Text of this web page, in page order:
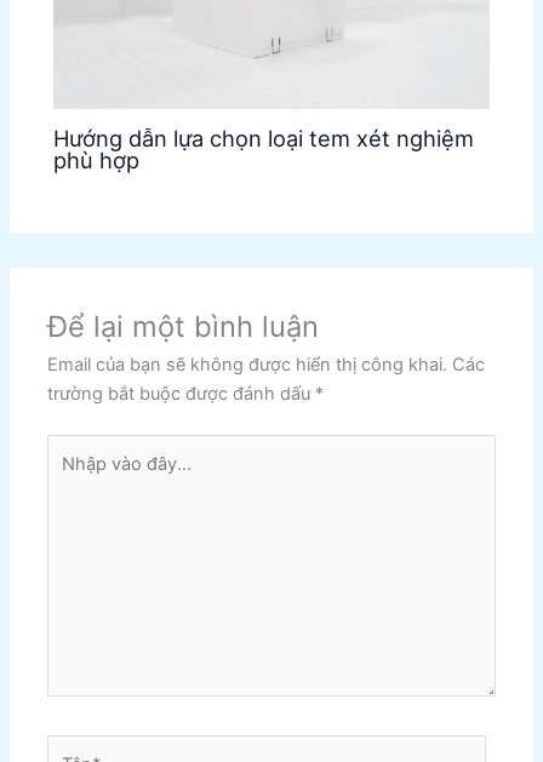
Hướng dẫn lựa chọn loại tem xét nghiệm
phù hợp
Để lại một bình luận
Email của bạn sẽ không được hiển thị công khai. Các
trường bắt buộc được đánh dấu *
vào